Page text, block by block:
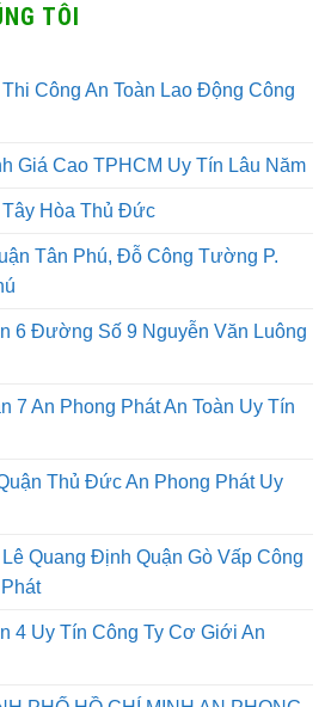
TÔI
Công An Toàn Lao Động Công
Giá Cao TPHCM Uy Tín Lâu Năm
Hòa Thủ Đức
Tân Phú, Đỗ Công Tường P.
6 Đường Số 9 Nguyễn Văn Luông
7 An Phong Phát An Toàn Uy Tín
Thủ Đức An Phong Phát Uy
Quang Định Quận Gò Vấp Công
4 Uy Tín Công Ty Cơ Giới An